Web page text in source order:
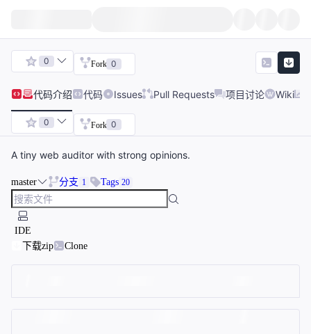
0 Fork 0
代码介绍 代码 Issues Pull Requests 项目讨论 Wiki
0 Fork 0
A tiny web auditor with strong opinions.
master 分支 1 Tags 20
IDE
下载zip
Clone